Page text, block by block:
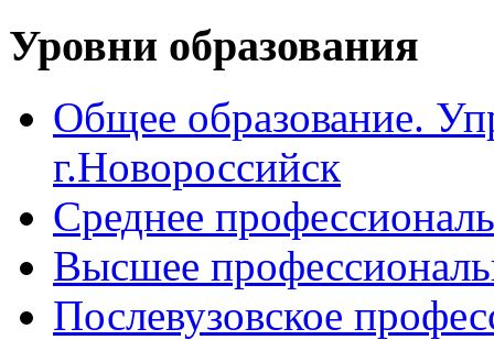
Уровни образования
Общее образование.
г.Новороссийск
Среднее
Высшее
Послевузовское